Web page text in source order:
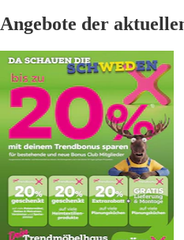
Angebote der